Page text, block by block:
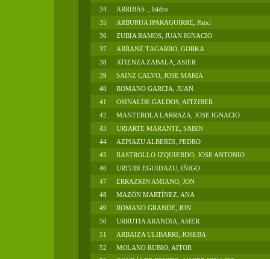
34
ARRIBAS ., Isidro
35
ARBURUA IPARAGUIRRE, Patxi
36
ZUBIA RAMOS, JUAN IGNACIO
37
ARRANZ TAGARRO, GORKA
38
ATIENZA ZABALA, ASIER
39
SAINZ CALVO, JOSE MARIA
40
ROMANO GARCIA, JUAN
41
OSINALDE GALDOS, AITZIBER
42
MANTEROLA LARRAZA, JOSE IGNACIO
43
URIARTE MARANTE, SABIN
44
AZPIAZU ALBERDI, PEDRO
45
RASTROLLO IZQUIERDO, JOSE ANTONIO
46
URTUBI EGUIDAZU, IÑIGO
47
ERRAZKIN AMIANO, JON
48
MAZÓN MARTÍNEZ, ANA
49
ROMANO GRANDE, JON
50
URRUTIA ARANDIA, ASIER
51
ARBAIZA ULIBARRI, JOSEBA
52
MOLANO RUBIO, AITOR